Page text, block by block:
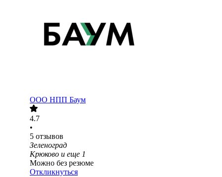
ООО НПП Баум
4.7
•
5 отзывов
Зеленоград
Крюково и еще 1
Можно без резюме
Откликнуться